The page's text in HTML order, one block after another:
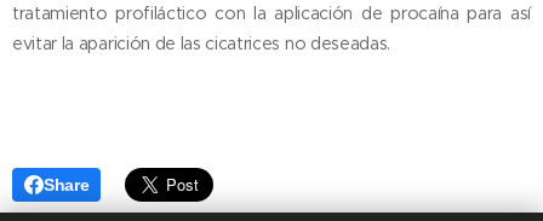
tratamiento profiláctico con la aplicación de procaína para así
evitar la aparición de las cicatrices no deseadas.
Share